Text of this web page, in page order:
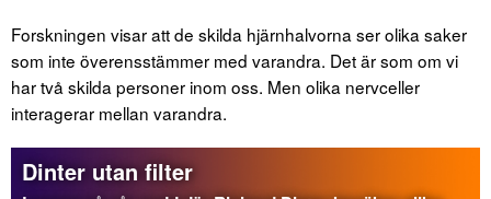
Forskningen visar att de skilda hjärnhalvorna ser olika saker
som inte överensstämmer med varandra. Det är som om vi
har två skilda personer inom oss. Men olika nervceller
interagerar mellan varandra.
Dinter utan filter